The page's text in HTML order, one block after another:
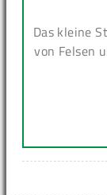
Das kleine
von Felsen